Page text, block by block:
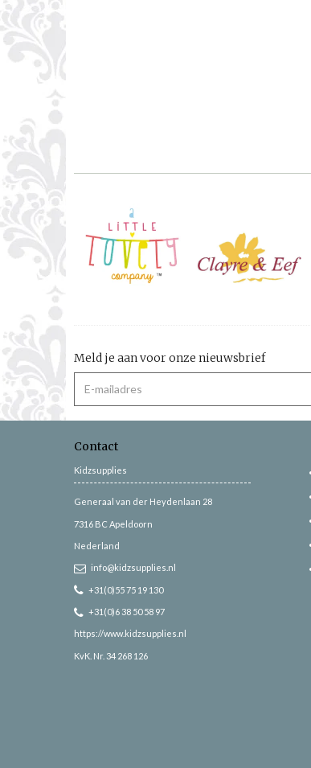
Meld je aan voor onze nieuwsbrief
Contact
Kidzsupplies
Generaal van der Heydenlaan 28
7316 BC Apeldoorn
Nederland
info@kidzsupplies.nl
+31(0)55 75 19 130
+31(0)6 38 50 58 97
https://www.kidzsupplies.nl
KvK. Nr. 34 268 126